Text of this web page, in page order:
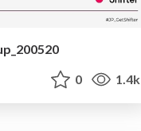
0 1.4k